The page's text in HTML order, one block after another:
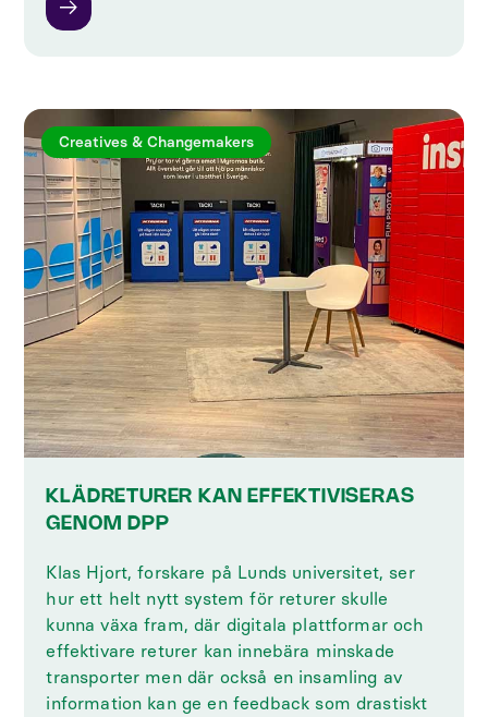
Creatives & Changemakers
KLÄDRETURER KAN EFFEKTIVISERAS
GENOM DPP
Klas Hjort, forskare på Lunds universitet, ser
hur ett helt nytt system för returer skulle
kunna växa fram, där digitala plattformar och
effektivare returer kan innebära minskade
transporter men där också en insamling av
information kan ge en feedback som drastiskt